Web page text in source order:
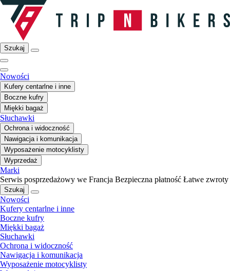
Szukaj
Nowości
Kufery centarlne i inne
Boczne kufry
Miękki bagaż
Słuchawki
Ochrona i widoczność
Nawigacja i komunikacja
Wyposażenie motocyklisty
Wyprzedaż
Marki
Serwis posprzedażowy we Francja Bezpieczna płatność Łatwe zwroty
Szukaj
Nowości
Kufery centarlne i inne
Boczne kufry
Miękki bagaż
Słuchawki
Ochrona i widoczność
Nawigacja i komunikacja
Wyposażenie motocyklisty